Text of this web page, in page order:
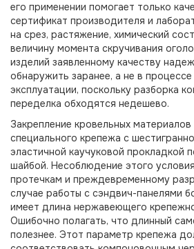
его применении помогает только
сертификат производителя и
на срез, растяжение, химический
величину момента скручивания
изделий заявленному качеству
обнаружить заранее, а не в
эксплуатации, поскольку разборка
переделка обходятся недешево.
Закрепление кровельных
специального крепежа с
эластичной каучуковой прокладкой
шайбой. Несоблюдение этого
протечкам и преждевременному
случае работы с сэндвич-панелями
имеет длина нержавеющего
Ошибочно полагать, что длинный
полезнее. Этот параметр крепежа